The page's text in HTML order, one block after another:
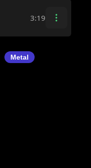
3:19
Metal